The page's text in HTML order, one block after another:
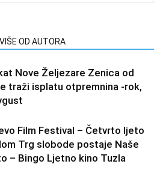
VIŠE OD AUTORA
Nove Željezare Zenica od
traži isplatu otpremnina -rok,
Film Festival – Četvrto ljeto
Trg slobode postaje Naše
– Bingo Ljetno kino Tuzla